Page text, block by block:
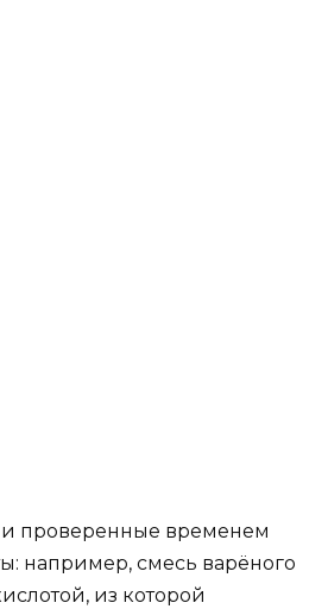
и проверенные временем
например, смесь варёного
из которой